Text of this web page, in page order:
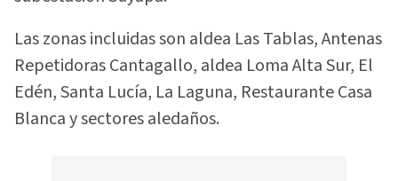
Las zonas incluidas son aldea Las Tablas, Antenas
Repetidoras Cantagallo, aldea Loma Alta Sur, El
Edén, Santa Lucía, La Laguna, Restaurante Casa
Blanca y sectores aledaños.